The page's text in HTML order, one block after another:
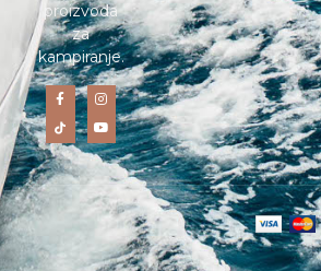
proizvoda
za
kampiranje.